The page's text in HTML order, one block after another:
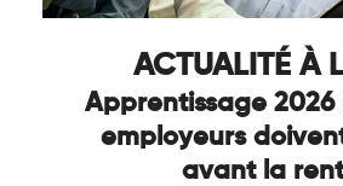
ACTUALITÉ À
Apprentissage 2026
employeurs
avant la